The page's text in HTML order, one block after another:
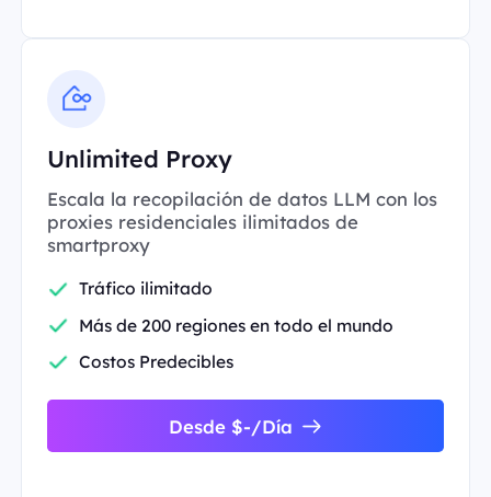
Unlimited Proxy
Escala la recopilación de datos LLM con los
proxies residenciales ilimitados de
smartproxy
Tráfico ilimitado
Más de 200 regiones en todo el mundo
Costos Predecibles
Desde $-/Día